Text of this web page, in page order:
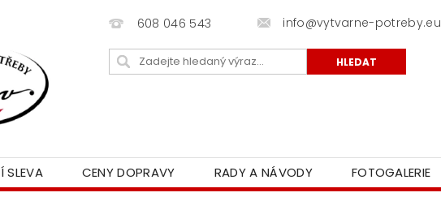
608 046 543 info@vytvarne-potreby.eu
SLEVA CENY DOPRAVY RADY A NÁVODY FOTOGALERIE